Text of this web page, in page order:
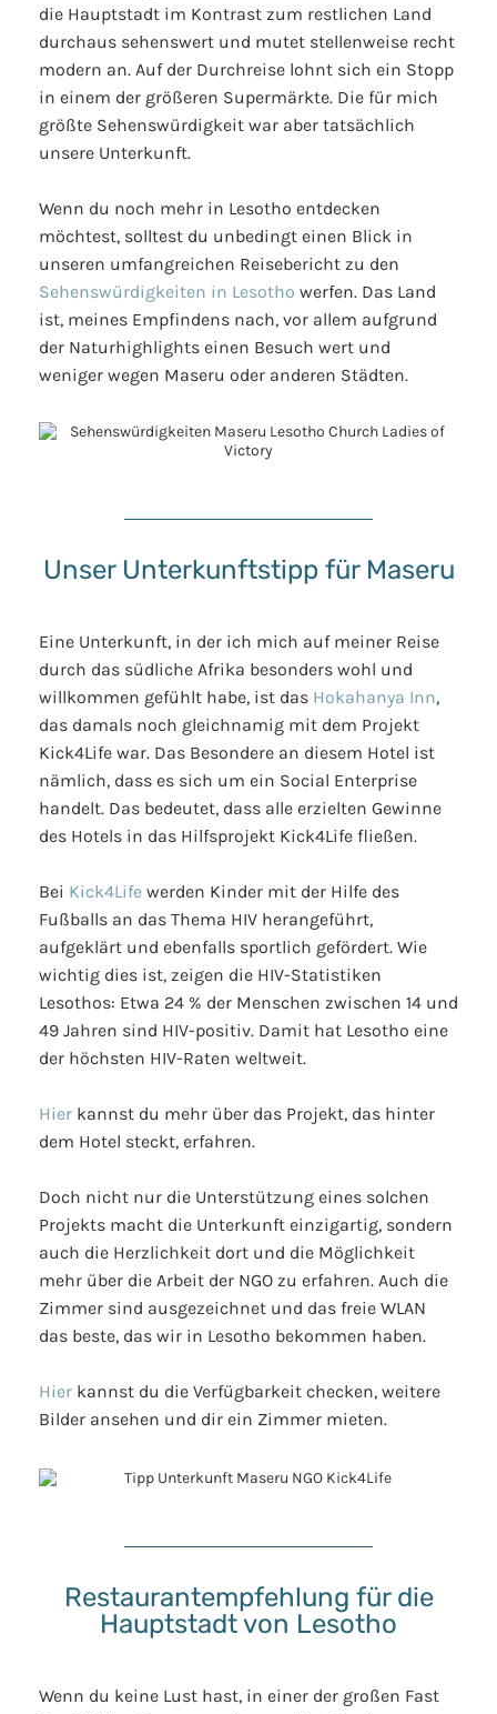
die Hauptstadt im Kontrast zum restlichen Land
durchaus sehenswert und mutet stellenweise recht
modern an. Auf der Durchreise lohnt sich ein Stopp
in einem der größeren Supermärkte. Die für mich
größte Sehenswürdigkeit war aber tatsächlich
unsere Unterkunft.
Wenn du noch mehr in Lesotho entdecken
möchtest, solltest du unbedingt einen Blick in
unseren umfangreichen Reisebericht zu den
Sehenswürdigkeiten in Lesotho werfen. Das Land
ist, meines Empfindens nach, vor allem aufgrund
der Naturhighlights einen Besuch wert und
weniger wegen Maseru oder anderen Städten.
Unser Unterkunftstipp für Maseru
Eine Unterkunft, in der ich mich auf meiner Reise
durch das südliche Afrika besonders wohl und
willkommen gefühlt habe, ist das Hokahanya Inn,
das damals noch gleichnamig mit dem Projekt
Kick4Life war. Das Besondere an diesem Hotel ist
nämlich, dass es sich um ein Social Enterprise
handelt. Das bedeutet, dass alle erzielten Gewinne
des Hotels in das Hilfsprojekt Kick4Life fließen.
Bei Kick4Life werden Kinder mit der Hilfe des
Fußballs an das Thema HIV herangeführt,
aufgeklärt und ebenfalls sportlich gefördert. Wie
wichtig dies ist, zeigen die HIV-Statistiken
Lesothos: Etwa 24 % der Menschen zwischen 14 und
49 Jahren sind HIV-positiv. Damit hat Lesotho eine
der höchsten HIV-Raten weltweit.
Hier kannst du mehr über das Projekt, das hinter
dem Hotel steckt, erfahren.
Doch nicht nur die Unterstützung eines solchen
Projekts macht die Unterkunft einzigartig, sondern
auch die Herzlichkeit dort und die Möglichkeit
mehr über die Arbeit der NGO zu erfahren. Auch die
Zimmer sind ausgezeichnet und das freie WLAN
das beste, das wir in Lesotho bekommen haben.
Hier kannst du die Verfügbarkeit checken, weitere
Bilder ansehen und dir ein Zimmer mieten.
Restaurantempfehlung für die
Hauptstadt von Lesotho
Wenn du keine Lust hast, in einer der großen Fast